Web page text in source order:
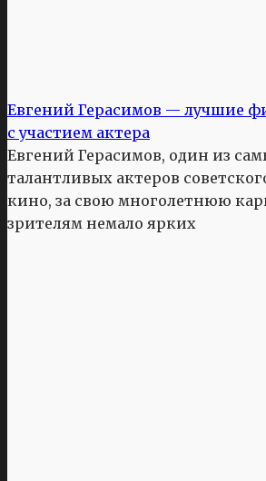
Евгений Герасимов — лучшие
с участием актера
Евгений Герасимов, один из
талантливых актеров
кино, за свою многолетнюю
зрителям немало ярких